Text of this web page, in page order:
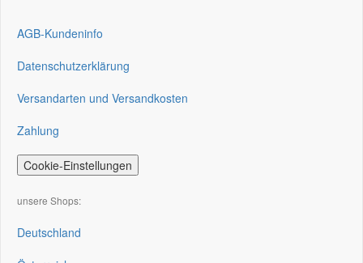
AGB-Kundeninfo
Datenschutzerklärung
Versandarten und Versandkosten
Zahlung
Cookie-Einstellungen
unsere Shops:
Deutschland